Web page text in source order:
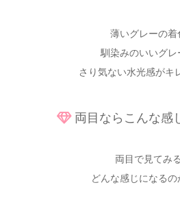
薄いグレーの着
馴染みのいいグレ
さり気ない水光感がキ
両目ならこんな感
両目で見てみ
どんな感じになるの